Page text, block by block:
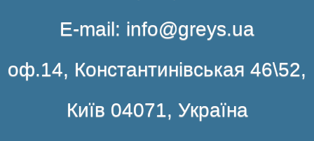
E-mail: info@greys.ua
оф.14, Константинівськая 46\52,
Київ 04071, Україна